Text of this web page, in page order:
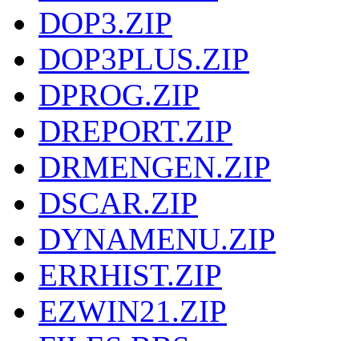
DOP3.ZIP
DOP3PLUS.ZIP
DPROG.ZIP
DREPORT.ZIP
DRMENGEN.ZIP
DSCAR.ZIP
DYNAMENU.ZIP
ERRHIST.ZIP
EZWIN21.ZIP